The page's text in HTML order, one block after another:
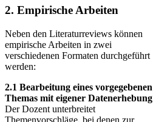
2. Empirische Arbeiten
Neben den Literaturreviews können
empirische Arbeiten in zwei
verschiedenen Formaten durchgeführt
werden:
2.1 Bearbeitung eines vorgegebenen
Themas mit eigener Datenerhebung
Der Dozent unterbreitet
Themenvorschläge, bei denen zur